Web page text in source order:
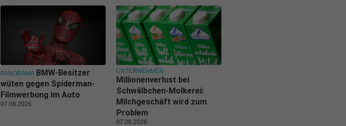
PANORAMA BMW-Besitzer
wüten gegen Spiderman-
Filmwerbung im Auto
07.08.2026
UNTERNEHMEN
Millionenverlust bei
Schwälbchen-Molkerei:
Milchgeschäft wird zum
Problem
07.08.2026